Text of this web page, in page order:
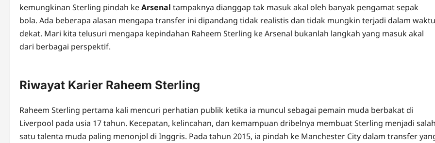
kemungkinan Sterling pindah keArsenal tampaknya dianggap tak masuk akal oleh banyak pengamat sepak
bola. Ada beberapa alasan mengapa transfer ini dipandang tidak realistis dan tidak mungkin terjadi dalam waktu
dekat. Mari kita telusuri mengapa kepindahan Raheem Sterling ke Arsenal bukanlah langkah yang masuk akal
dari berbagai perspektif.
Riwayat Karier Raheem Sterling
Raheem Sterling pertama kali mencuri perhatian publik ketika ia muncul sebagai pemain muda berbakat di
Liverpool pada usia 17 tahun. Kecepatan, kelincahan, dan kemampuan dribelnya membuat Sterling menjadi
satu talenta muda paling menonjol di Inggris. Pada tahun 2015, ia pindah ke Manchester City dalam transfer